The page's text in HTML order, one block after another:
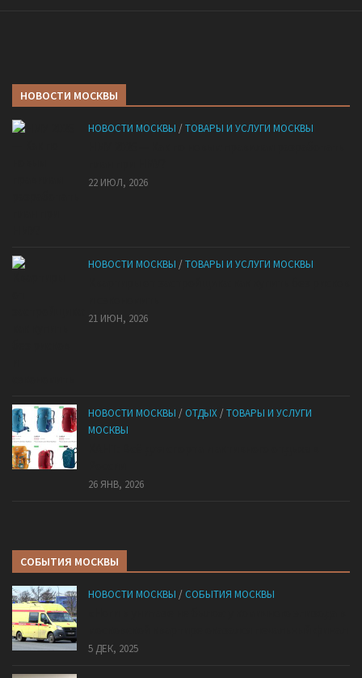
НОВОСТИ МОСКВЫ
НОВОСТИ МОСКВЫ /ТОВАРЫ И УСЛУГИ МОСКВЫ
22 ИЮЛ, 2026
НОВОСТИ МОСКВЫ /ТОВАРЫ И УСЛУГИ МОСКВЫ
21 ИЮН, 2026
НОВОСТИ МОСКВЫ / ОТДЫХ /ТОВАРЫ И УСЛУГИ
МОСКВЫ
26 ЯНВ, 2026
СОБЫТИЯ МОСКВЫ
НОВОСТИ МОСКВЫ / СОБЫТИЯ МОСКВЫ
5 ДЕК, 2025